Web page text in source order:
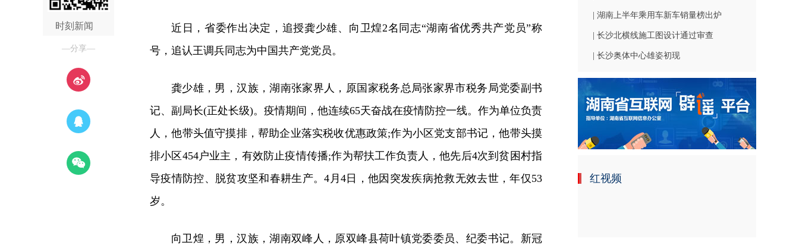
时刻新闻
—分享—
近日，省委作出决定，追授龚少雄、向卫煌2名同志“湖南省优秀共产党员”称
号，追认王调兵同志为中国共产党党员。
龚少雄，男，汉族，湖南张家界人，原国家税务总局张家界市税务局党委副书
记、副局长(正处长级)。疫情期间，他连续65天奋战在疫情防控一线。作为单位负责
人，他带头值守摸排，帮助企业落实税收优惠政策;作为小区党支部书记，他带头摸
排小区454户业主，有效防止疫情传播;作为帮扶工作负责人，他先后4次到贫困村指
导疫情防控、脱贫攻坚和春耕生产。4月4日，他因突发疾病抢救无效去世，年仅53
岁。
向卫煌，男，汉族，湖南双峰人，原双峰县荷叶镇党委委员、纪委书记。新冠
| 湖南上半年乘用车新车销量榜出炉
| 长沙北横线施工图设计通过审查
| 长沙奥体中心雄姿初现
红视频